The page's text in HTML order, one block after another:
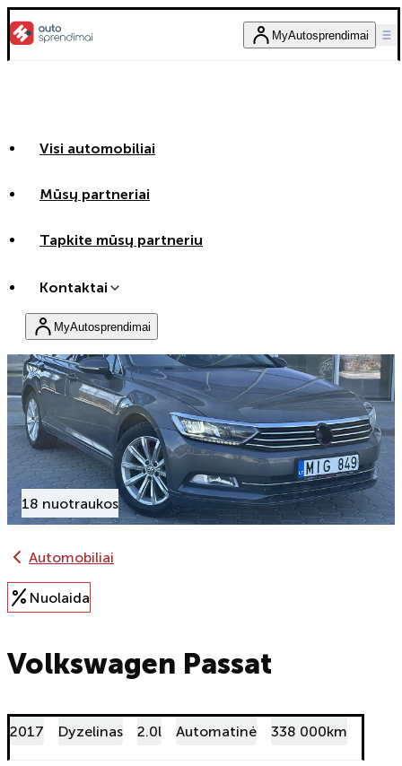
MyAutosprendimai
Visi automobiliai
Mūsų partneriai
Tapkite mūsų partneriu
Kontaktai
MyAutosprendimai
Nuolaida
18 nuotraukos
Automobiliai
Nuolaida
Volkswagen Passat
2017 Dyzelinas 2.0l Automatinė 338 000km